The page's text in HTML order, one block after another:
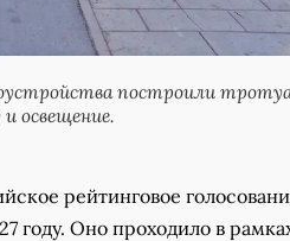
построили
освещение.
рейтинговое
году. Оно проходило в